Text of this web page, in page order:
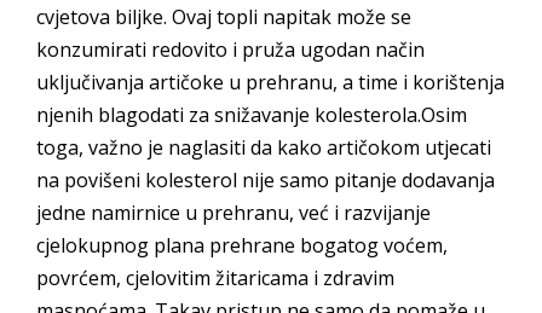
cvjetova biljke. Ovaj topli napitak može se
konzumirati redovito i pruža ugodan način
uključivanja artičoke u prehranu, a time i korištenja
njenih blagodati za snižavanje kolesterola.Osim
toga, važno je naglasiti da kako artičokom utjecati
na povišeni kolesterol nije samo pitanje dodavanja
jedne namirnice u prehranu, već i razvijanje
cjelokupnog plana prehrane bogatog voćem,
povrćem, cjelovitim žitaricama i zdravim